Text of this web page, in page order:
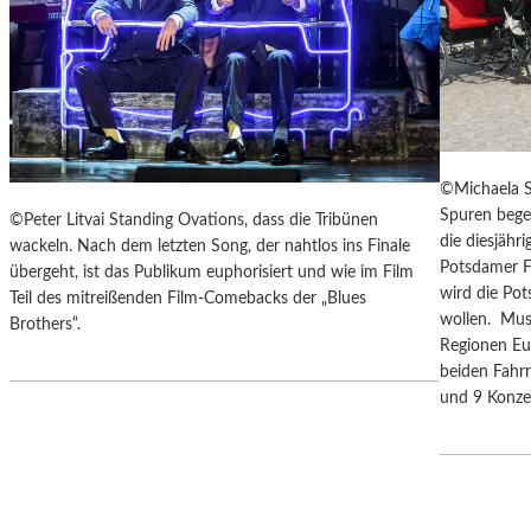
I
S
E
Z
U
M
O
N
D
U
N
D
Z
U
M
R
E
R
„
A
N
T
H
E
R
G
E
R
M
A
©Peter Litvai Standing Ovations, dass die Tribünen
wackeln. Nach dem letzten Song, der nahtlos ins Finale
übergeht, ist das Publikum euphorisiert und wie im Film
Teil des mitreißenden Film-Comebacks der „Blues
Brothers“.
©Michaela
Spuren
die
Potsdamer
wird die
wollen.
Regionen
beiden
und 9